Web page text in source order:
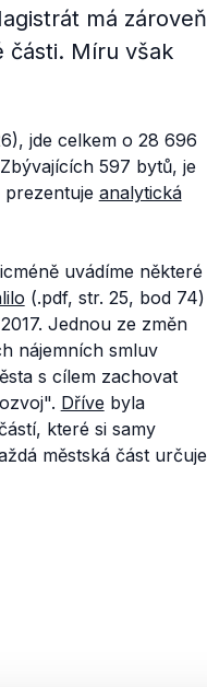
má zároveň
části. Míru však
jde celkem o 28 696
597 bytů, je
analytická
uvádíme některé
(.pdf, str. 25, bod 74)
Jednou ze změn
nájemních smluv
s cílem zachovat
Dříve byla
které si samy
městská část určuje